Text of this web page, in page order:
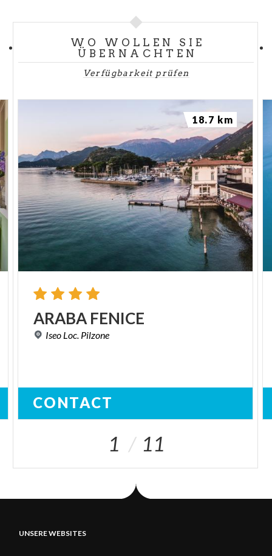
WO WOLLEN SIE
ÜBERNACHTEN
Verfügbarkeit prüfen
ARABA FENICE
Iseo Loc. Pilzone
CONTACT
18.7 km
1 11
UNSERE WEBSITES